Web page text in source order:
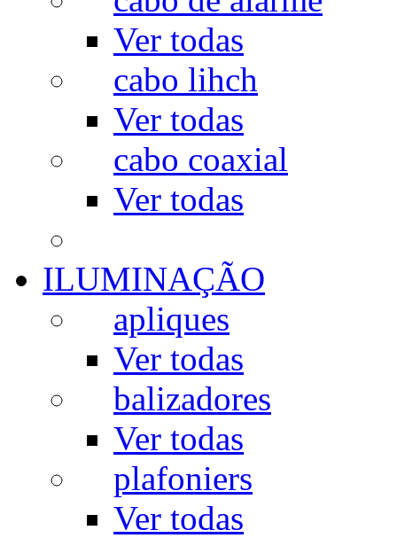
Ver todas
cabo lihch
Ver todas
cabo coaxial
Ver todas
ILUMINAÇÃO
apliques
Ver todas
balizadores
Ver todas
plafoniers
Ver todas